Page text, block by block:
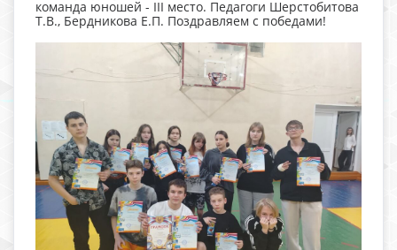
команда юношей - III место. Педагоги Шерстобитова
Т.В., Бердникова Е.П. Поздравляем с победами!